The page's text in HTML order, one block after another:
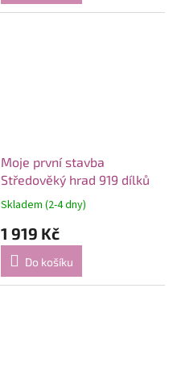
Moje první stavba
Středověký hrad 919 dílků
Skladem (2-4 dny)
1 919 Kč
Do košíku